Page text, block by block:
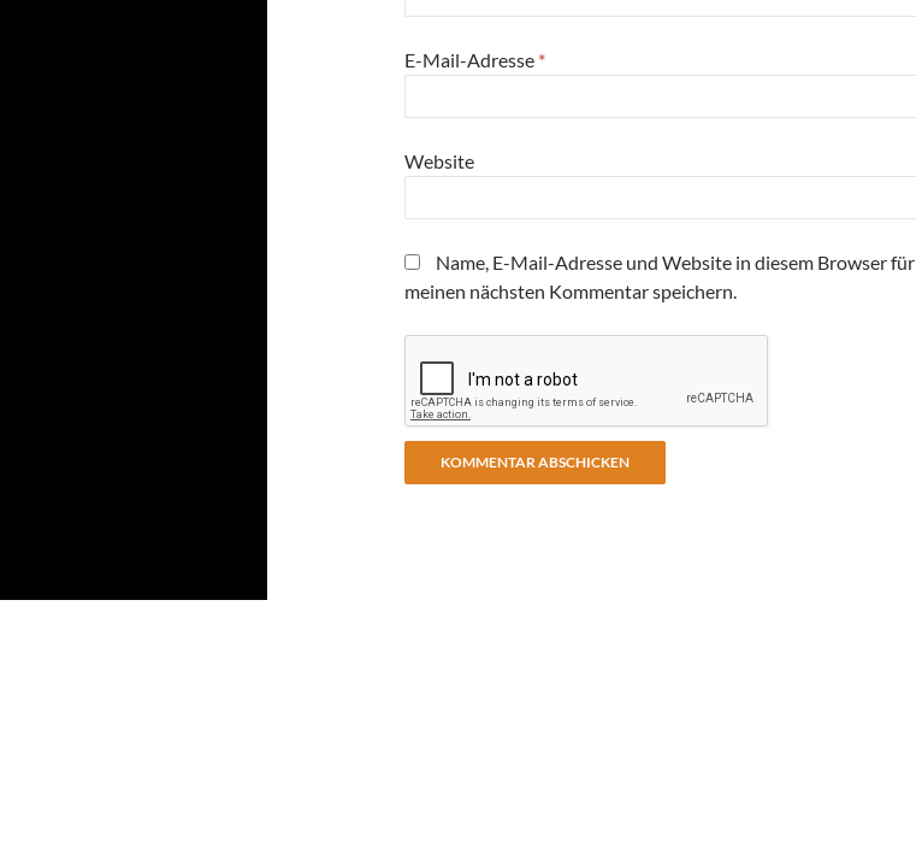
E-Mail-Adresse *
Website
Name, E-Mail-Adresse und Website in diesem Browser für
meinen nächsten Kommentar speichern.